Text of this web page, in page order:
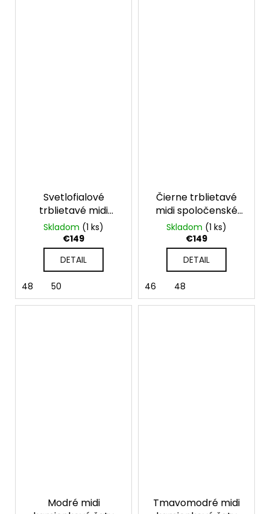
Svetlofialové
trblietavé midi
spoločenské šaty
Skladom (1 ks)
€149
DETAIL
48 50
Čierne trblietavé
midi spoločenské
šaty
Skladom (1 ks)
€149
DETAIL
46 48
Modré midi
Tmavomodré midi